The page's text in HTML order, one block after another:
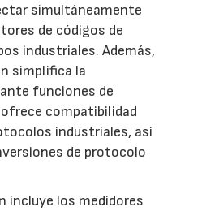
simultáneamente
de códigos de
industriales. Además,
simplifica la
funciones de
compatibilidad
industriales, así
de protocolo
incluye los medidores